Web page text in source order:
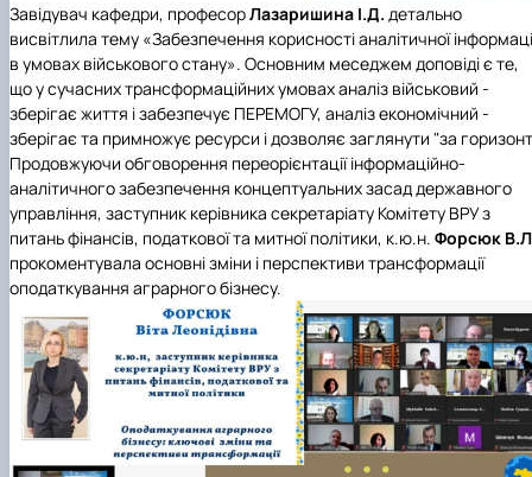
Завідувач кафедри, професорЛазаришина І.Д. детально
висвітлила тему «Забезпечення корисності аналітичної
в умовах військового стану». Основним меседжем доповіді є те,
що у сучасних трансформаційних умовах аналіз військовий -
зберігає життя і забезпечує ПЕРЕМОГУ, аналіз економічний -
зберігає та примножує ресурси і дозволяє заглянути "за
Продовжуючи обговорення переорієнтації інформаційно-
аналітичного забезпечення концептуальних засад державного
управління, заступник керівника секретаріату Комітету ВРУ з
питань фінансів, податкової та митної політики, к.ю.н. Форсюк
прокоментувала основні зміни і перспективи трансформації
оподаткування аграрного бізнесу.